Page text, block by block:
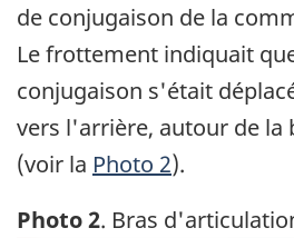
de conjugaison de la
Le frottement indiquait
conjugaison s'était
vers l'arrière, autour de la
(voir la Photo 2).
Photo 2. Bras